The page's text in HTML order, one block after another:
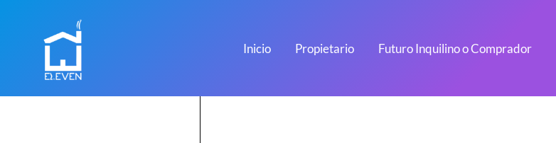
contenido
Inicio Propietario Futuro Inquilino o Comprador